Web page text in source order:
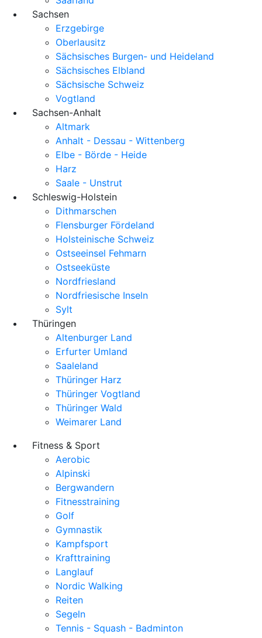
Sachsen
Erzgebirge
Oberlausitz
Sächsisches Burgen- und Heideland
Sächsisches Elbland
Sächsische Schweiz
Vogtland
Sachsen-Anhalt
Altmark
Anhalt - Dessau - Wittenberg
Elbe - Börde - Heide
Harz
Saale - Unstrut
Schleswig-Holstein
Dithmarschen
Flensburger Fördeland
Holsteinische Schweiz
Ostseeinsel Fehmarn
Ostseeküste
Nordfriesland
Nordfriesische Inseln
Sylt
Thüringen
Altenburger Land
Erfurter Umland
Saaleland
Thüringer Harz
Thüringer Vogtland
Thüringer Wald
Weimarer Land
Fitness & Sport
Aerobic
Alpinski
Bergwandern
Fitnesstraining
Golf
Gymnastik
Kampfsport
Krafttraining
Langlauf
Nordic Walking
Reiten
Segeln
Tennis - Squash - Badminton